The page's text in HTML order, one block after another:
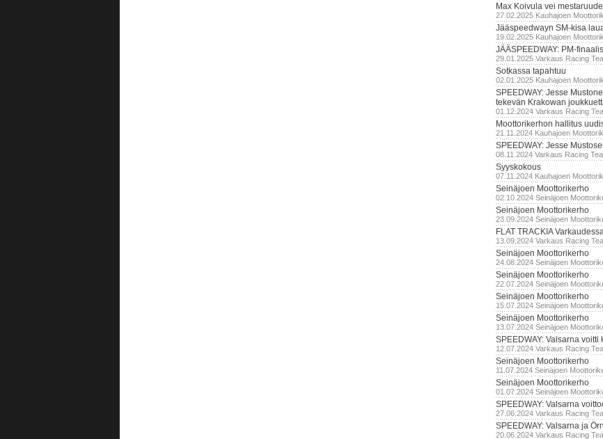
Max Koivula vei
27.02.2025 Kauhajoen
Jääspeedwayn SM-kisa
19.02.2025 Kauhajoen
JÄÄSPEEDWAY: PM-
29.01.2025 Varkaus Racing
Sotkassa tapahtuu
02.01.2025 Kauhajoen
SPEEDWAY: Jesse
tekevän Krakowan
01.12.2024 Varkaus Racing
Moottorikerhon hallitus
21.11.2024 Kauhajoen
SPEEDWAY: Jesse
08.11.2024 Varkaus Racing
Syyskokous
07.11.2024 Kauhajoen
Seinäjoen Moottorikerho
02.10.2024 Seinäjoen
Seinäjoen Moottorikerho
23.09.2024 Seinäjoen
FLAT TRACKIA
13.09.2024 Varkaus Racing
Seinäjoen Moottorikerho
24.08.2024 Seinäjoen
Seinäjoen Moottorikerho
22.07.2024 Seinäjoen
Seinäjoen Moottorikerho
15.07.2024 Seinäjoen
Seinäjoen Moottorikerho
13.07.2024 Seinäjoen
SPEEDWAY: Valsarna voitti
12.07.2024 Varkaus Racing
Seinäjoen Moottorikerho
11.07.2024 Seinäjoen
Seinäjoen Moottorikerho
01.07.2024 Seinäjoen
SPEEDWAY: Valsarna
27.06.2024 Varkaus Racing
SPEEDWAY: Valsarna ja
20.06.2024 Varkaus Racing